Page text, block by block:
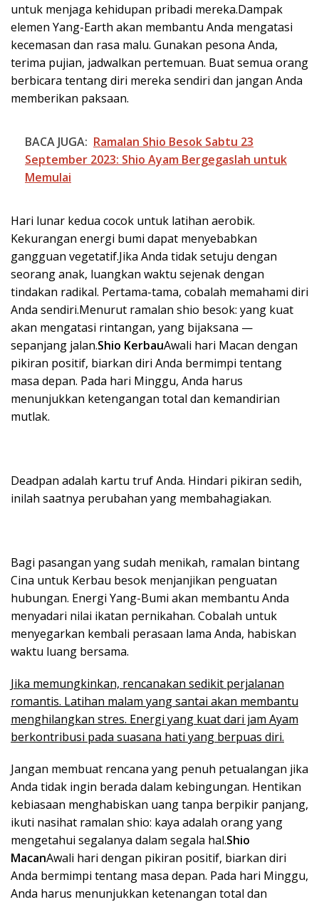
untuk menjaga kehidupan pribadi mereka.Dampak
elemen Yang-Earth akan membantu Anda mengatasi
kecemasan dan rasa malu. Gunakan pesona Anda,
terima pujian, jadwalkan pertemuan. Buat semua orang
berbicara tentang diri mereka sendiri dan jangan Anda
memberikan paksaan.
BACA JUGA: Ramalan Shio Besok Sabtu 23
September 2023: Shio Ayam Bergegaslah untuk
Memulai
Hari lunar kedua cocok untuk latihan aerobik.
Kekurangan energi bumi dapat menyebabkan
gangguan vegetatif.Jika Anda tidak setuju dengan
seorang anak, luangkan waktu sejenak dengan
tindakan radikal. Pertama-tama, cobalah memahami diri
Anda sendiri.Menurut ramalan shio besok: yang kuat
akan mengatasi rintangan, yang bijaksana —
sepanjang jalan.Shio KerbauAwali hari Macan dengan
pikiran positif, biarkan diri Anda bermimpi tentang
masa depan. Pada hari Minggu, Anda harus
menunjukkan ketengangan total dan kemandirian
mutlak.
Deadpan adalah kartu truf Anda. Hindari pikiran sedih,
inilah saatnya perubahan yang membahagiakan.
Bagi pasangan yang sudah menikah, ramalan bintang
Cina untuk Kerbau besok menjanjikan penguatan
hubungan. Energi Yang-Bumi akan membantu Anda
menyadari nilai ikatan pernikahan. Cobalah untuk
menyegarkan kembali perasaan lama Anda, habiskan
waktu luang bersama.
Jika memungkinkan, rencanakan sedikit perjalanan
romantis. Latihan malam yang santai akan membantu
menghilangkan stres. Energi yang kuat dari jam Ayam
berkontribusi pada suasana hati yang berpuas diri.
Jangan membuat rencana yang penuh petualangan jika
Anda tidak ingin berada dalam kebingungan. Hentikan
kebiasaan menghabiskan uang tanpa berpikir panjang,
ikuti nasihat ramalan shio: kaya adalah orang yang
mengetahui segalanya dalam segala hal.Shio
MacanAwali hari dengan pikiran positif, biarkan diri
Anda bermimpi tentang masa depan. Pada hari Minggu,
Anda harus menunjukkan ketenangan total dan